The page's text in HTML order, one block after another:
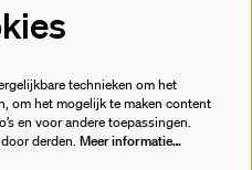
ons
de nieuwsbrief.
technieken om het
om het mogelijk te maken content
en voor andere toepassingen.
derden. Meer informatie…